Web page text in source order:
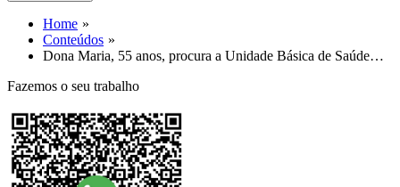
Home
Conteúdos
Dona Maria, 55 anos, procura a Unidade Básica de Saúde…
Fazemos o seu trabalho